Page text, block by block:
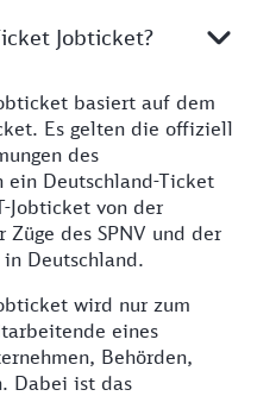
Jobticket?
basiert auf dem
Es gelten die offiziell
des
ein Deutschland-Ticket
von der
Züge des SPNV und der
Deutschland.
wird nur zum
eines
Behörden,
Dabei ist das